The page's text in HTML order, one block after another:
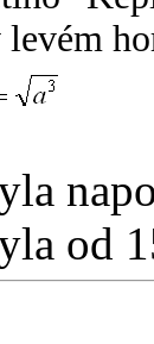
levém
od